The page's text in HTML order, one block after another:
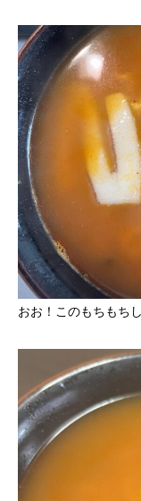
おお！このもちもち